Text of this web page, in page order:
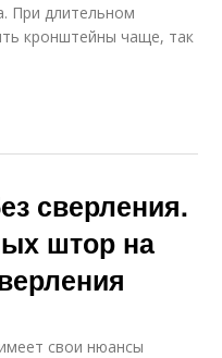
При длительном
кронштейны чаще, так
сверления.
штор на
свои нюансы